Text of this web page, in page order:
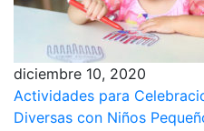
diciembre 10, 2020
Actividades para
Diversas con Niños